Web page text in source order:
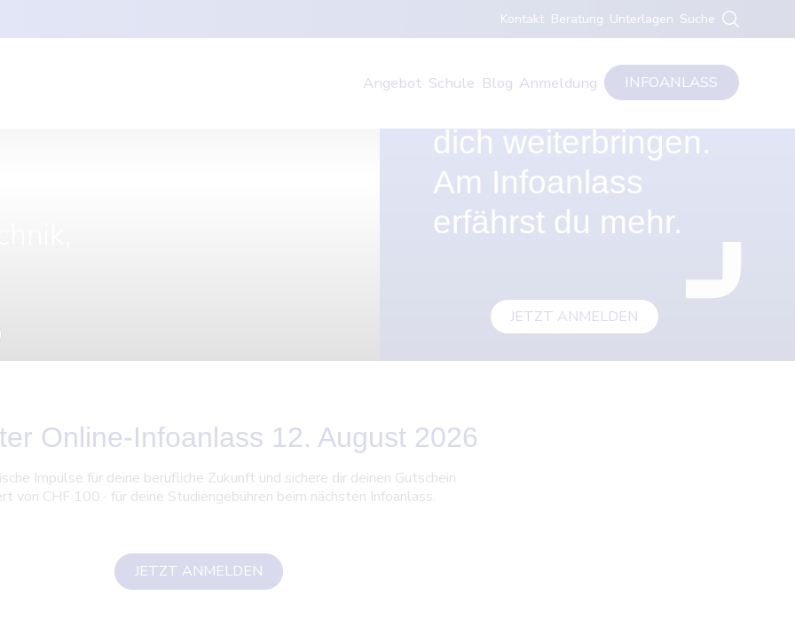
Kontakt Beratung Unterlagen Suche
Angebot Schule Blog Anmeldung INFOANLASS
Studiengänge, die
dich weiterbringen.
Am Infoanlass
erfährst du mehr.
JETZT ANMELDEN
Online-Infoanlass 12. August 2026
Impulse für deine berufliche Zukunft und sichere dir deinen Gutschein
von CHF 100.- für deine Studiengebühren beim nächsten Infoanlass.
JETZT ANMELDEN